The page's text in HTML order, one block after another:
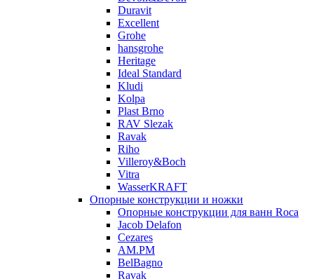
Duravit
Excellent
Grohe
hansgrohe
Heritage
Ideal Standard
Kludi
Kolpa
Plast Brno
RAV Slezak
Ravak
Riho
Villeroy&Boch
Vitra
WasserKRAFT
Опорные конструкции и ножки
Опорные конструкции для ванн Roca
Jacob Delafon
Cezares
AM.PM
BelBagno
Ravak